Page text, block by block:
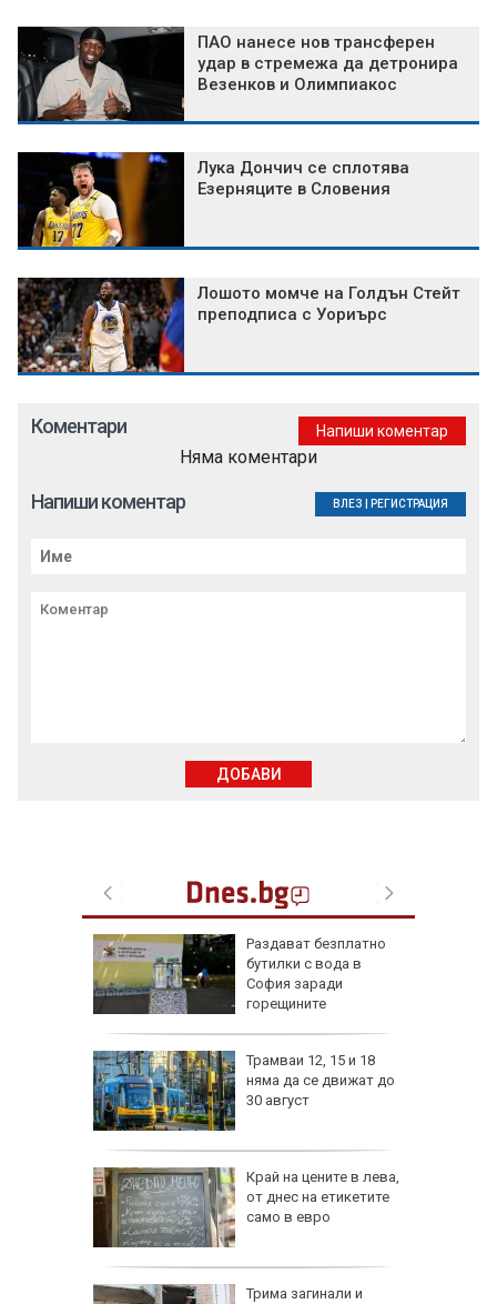
ПАО нанесе нов трансферен
удар в стремежа да детронира
Везенков и Олимпиакос
Лука Дончич се сплотява
Езерняците в Словения
Лошото момче на Голдън Стейт
преподписа с Уориърс
Раздават безплатно
бутилки с вода в
София заради
горещините
Трамваи 12, 15 и 18
няма да се движат до
30 август
Край на цените в лева,
от днес на етикетите
само в евро
Трима загинали и
Коментари Напиши коментар
Няма коментари
Напиши коментар ВЛЕЗ РЕГИСТРАЦИЯ
ДОБАВИ